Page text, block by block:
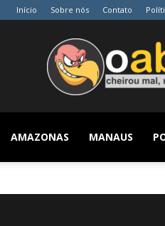
Início Sobre nós Contato
O
AMAZONAS MANAUS